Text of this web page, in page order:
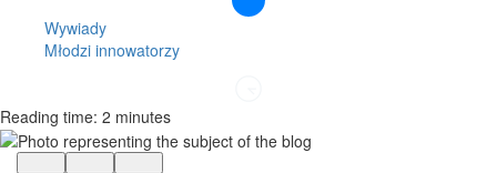
Wywiady
Młodzi innowatorzy
Reading time: 2 minutes